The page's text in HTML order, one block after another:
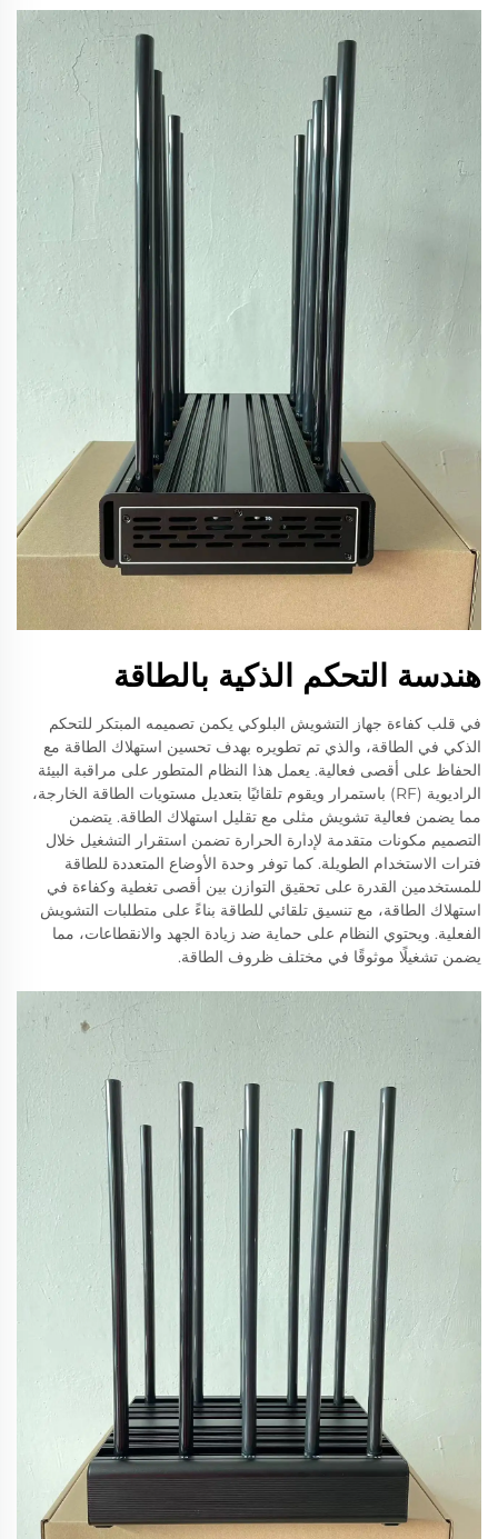
هندسة التحكم الذكية بالطاقة
في قلب كفاءة جهاز التشويش البلوكي يكمن تصميمه المبتكر للتحكم
الذكي في الطاقة، والذي تم تطويره بهدف تحسين استهلاك الطاقة مع
الحفاظ على أقصى فعالية. يعمل هذا النظام المتطور على مراقبة البيئة
الراديوية (RF) باستمرار ويقوم تلقائيًا بتعديل مستويات الطاقة الخارجة،
مما يضمن فعالية تشويش مثلى مع تقليل استهلاك الطاقة. يتضمن
التصميم مكونات متقدمة لإدارة الحرارة تضمن استقرار التشغيل خلال
فترات الاستخدام الطويلة. كما توفر وحدة الأوضاع المتعددة للطاقة
للمستخدمين القدرة على تحقيق التوازن بين أقصى تغطية وكفاءة في
استهلاك الطاقة، مع تنسيق تلقائي للطاقة بناءً على متطلبات التشويش
الفعلية. ويحتوي النظام على حماية ضد زيادة الجهد والانقطاعات، مما
يضمن تشغيلًا موثوقًا في مختلف ظروف الطاقة.